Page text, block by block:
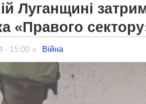
Луганщині
«Правого
- 15:00 Війна